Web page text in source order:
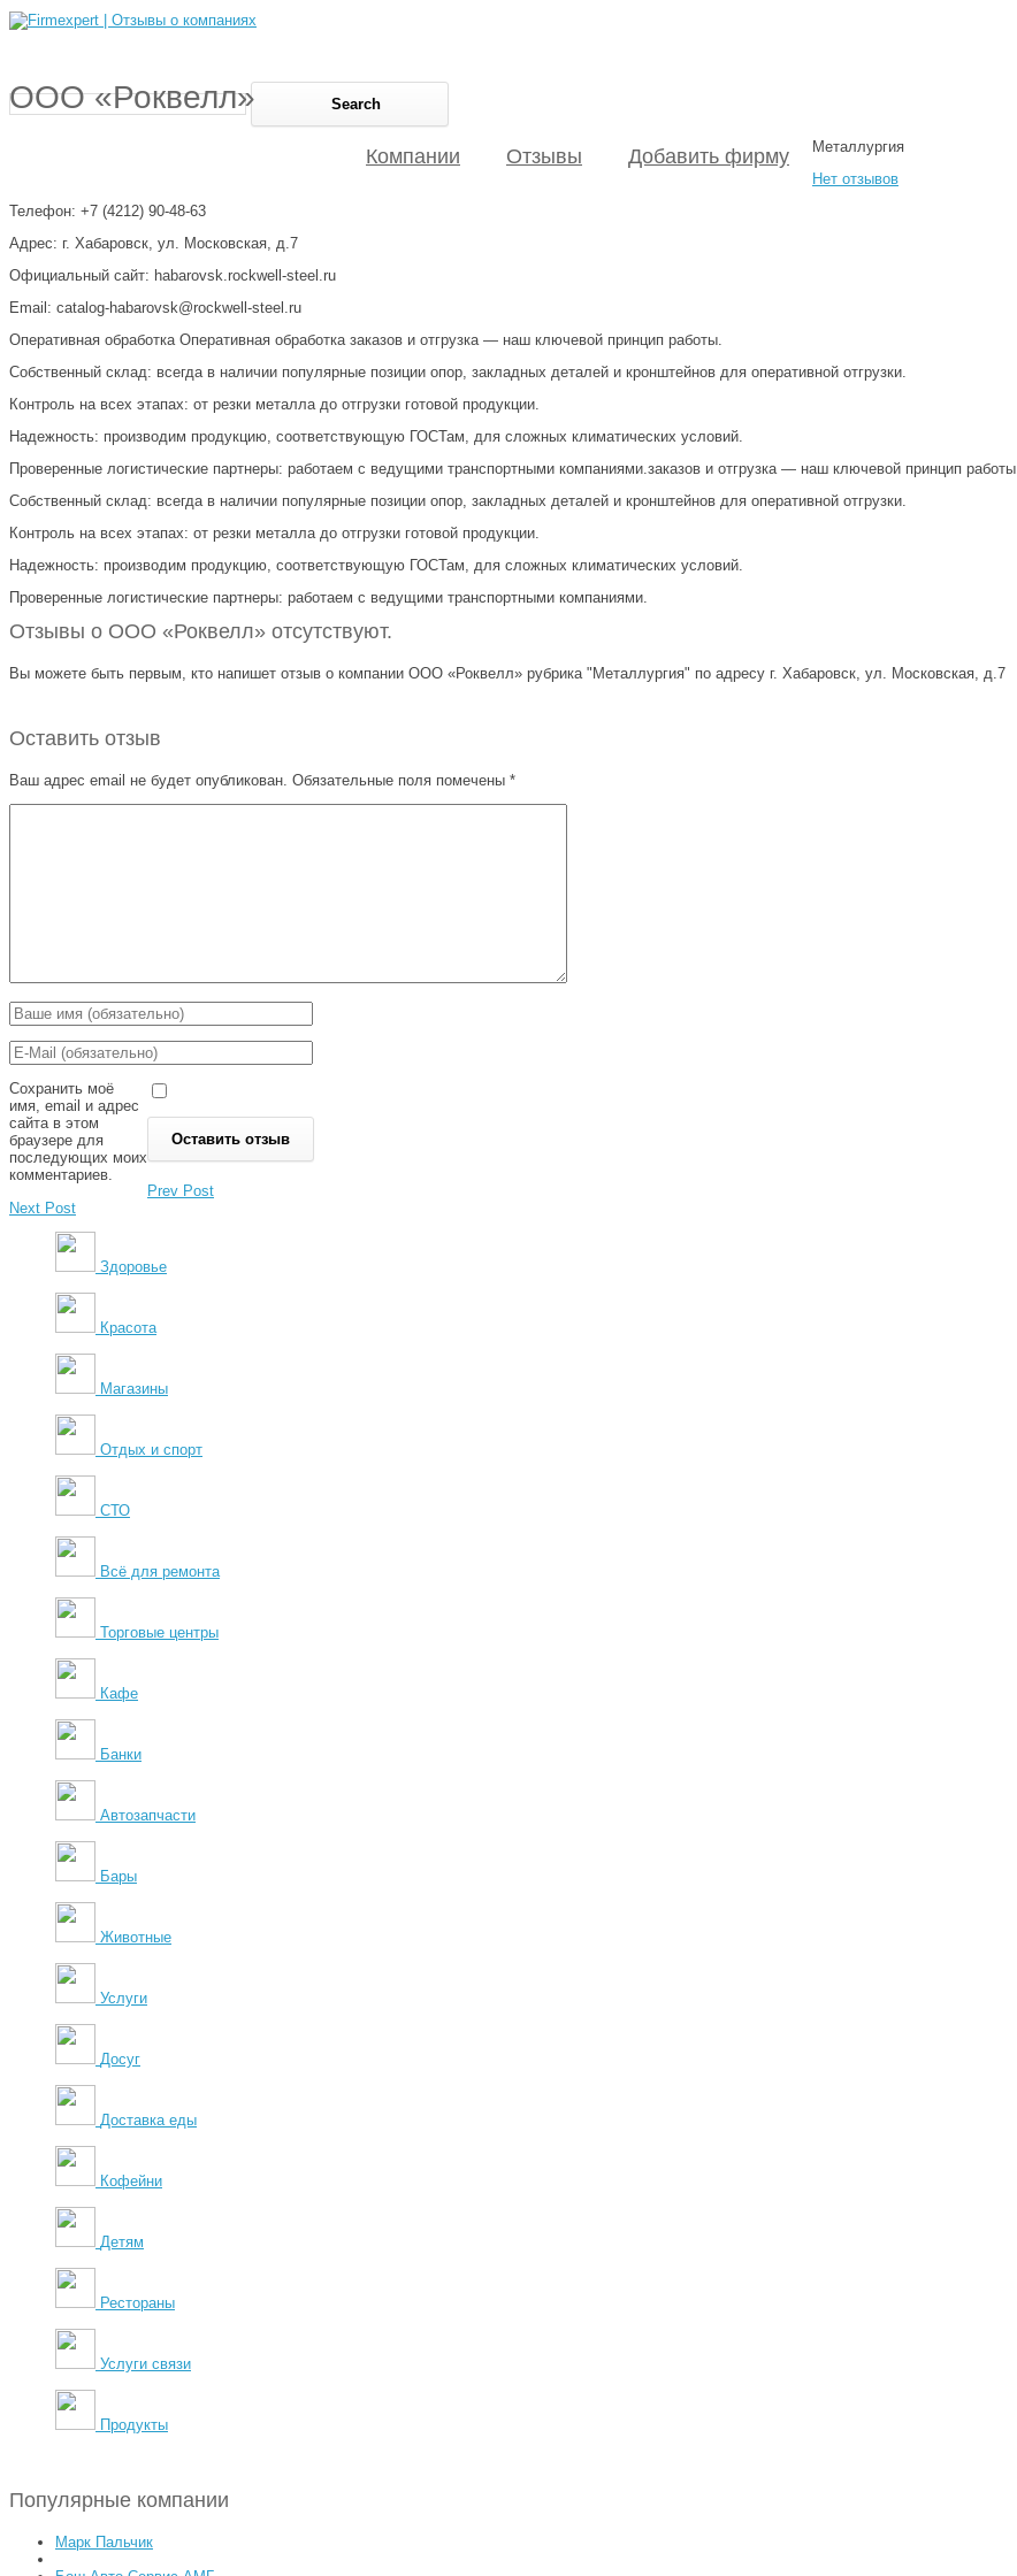
Компании Отзывы Добавить фирму
ООО «Роквелл»
Металлургия
Нет отзывов
Телефон: +7 (4212) 90-48-63
Адрес: г. Хабаровск, ул. Московская, д.7
Официальный сайт: habarovsk.rockwell-steel.ru
Email: catalog-habarovsk@rockwell-steel.ru
Оперативная обработка Оперативная обработка заказов и отгрузка — наш ключевой принцип работы.
Собственный склад: всегда в наличии популярные позиции опор, закладных деталей и кронштейнов для оперативной отгрузки.
Контроль на всех этапах: от резки металла до отгрузки готовой продукции.
Надежность: производим продукцию, соответствующую ГОСТам, для сложных климатических условий.
Проверенные логистические партнеры: работаем с ведущими транспортными компаниями.заказов и отгрузка — наш ключевой принцип работы.
Собственный склад: всегда в наличии популярные позиции опор, закладных деталей и кронштейнов для оперативной отгрузки.
Контроль на всех этапах: от резки металла до отгрузки готовой продукции.
Надежность: производим продукцию, соответствующую ГОСТам, для сложных климатических условий.
Проверенные логистические партнеры: работаем с ведущими транспортными компаниями.
Отзывы о ООО «Роквелл» отсутствуют.
Вы можете быть первым, кто напишет отзыв о компании ООО «Роквелл» рубрика "Металлургия" по адресу г. Хабаровск, ул. Московская, д.7
Оставить отзыв
Ваш адрес email не будет опубликован. Обязательные поля помечены *
Сохранить моё
имя, email и адрес
сайта в этом
браузере для
последующих моих
комментариев.
Prev Post
Next Post
Здоровье
Красота
Магазины
Отдых и спорт
СТО
Всё для ремонта
Торговые центры
Кафе
Банки
Автозапчасти
Бары
Животные
Услуги
Досуг
Доставка еды
Кофейни
Детям
Рестораны
Услуги связи
Продукты
Популярные компании
Марк Пальчик